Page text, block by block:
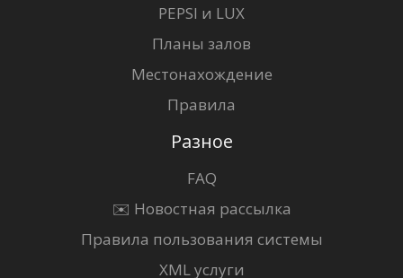
PEPSI и LUX
Планы залов
Местонахождение
Правила
Разное
FAQ
✉️ Новостная рассылка
Правила пользования системы
XML услуги